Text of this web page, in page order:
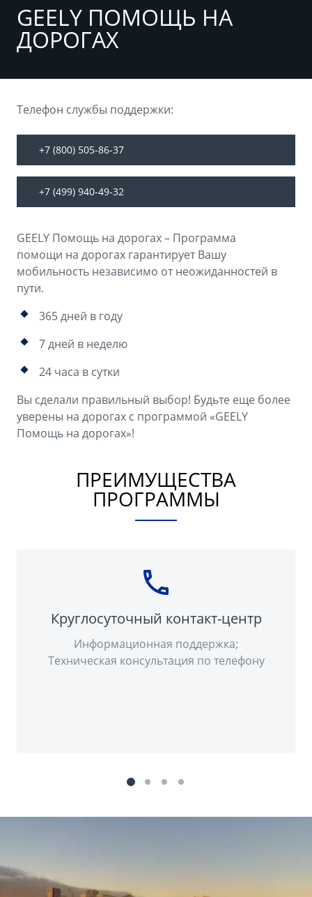
от 3 429 990 ₽* от 4 349 990 ₽*
PREFACE
от 3 079 990 ₽* от 3 769 990 ₽*
Зарядные устройства
Автокредит
Расчет КАСКО
GEELY Лизинг
Спецпредложения
Помощь на дорогах
Гарантия Geely
Вопросы и ответы
GEELY ПОМОЩЬ НА
ДОРОГАХ
Телефон службы поддержки:
+7 (800) 505-86-37
+7 (499) 940-49-32
GEELY Помощь на дорогах – Программа
помощи на дорогах гарантирует Вашу
мобильность независимо от неожиданностей в
пути.
365 дней в году
7 дней в неделю
24 часа в сутки
Вы сделали правильный выбор! Будьте еще более
уверены на дорогах с программой «GEELY
Помощь на дорогах»!
ПРЕИМУЩЕСТВА
ПРОГРАММЫ
Круглосуточный контакт-центр
Информационная поддержка;
Техническая консультация по телефону